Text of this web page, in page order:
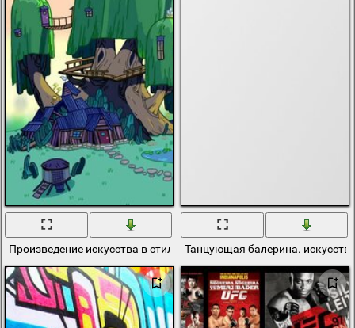
Произведение искусства в стиле АртТанцующая балерина.